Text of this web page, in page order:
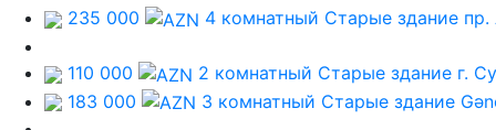
235 000 4 комнатный Старые здание пр.
110 000 2 комнатный Старые здание г.
183 000
3 комнатный Старые здание